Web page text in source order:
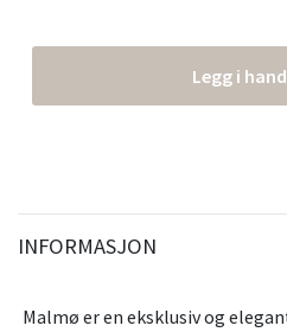
Legg i
INFORMASJON
Malmø er en eksklusiv og